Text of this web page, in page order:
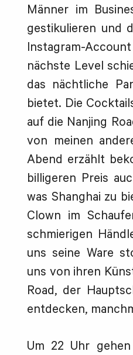
Männer im
gestikulieren und
Instagram-
nächste Level
das nächtliche
bietet. Die
auf die Nanjing
von meinen
Abend erzählt
billigeren Preis
was Shanghai zu
Clown im
schmierigen
uns seine Ware
uns von ihren
Road, der
entdecken,
Um 22 Uhr